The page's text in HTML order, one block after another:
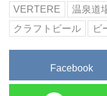
VERTERE
温泉道
クラフトビール
ビ
Facebook